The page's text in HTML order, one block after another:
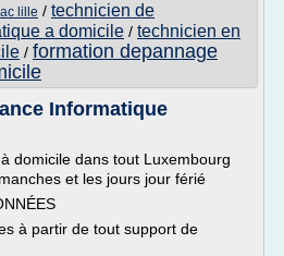
lille / technicien de
a domicile / technicien en
/ formation depannage
Informatique
domicile dans tout Luxembourg
et les jours jour férié
à partir de tout support de